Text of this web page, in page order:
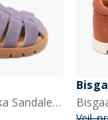
Bisgaard Piger Beka Sandaler Violet